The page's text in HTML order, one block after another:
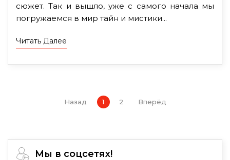
сюжет. Так и вышло, уже с самого начала мы
погружаемся в мир тайн и мистики...
Читать Далее
Назад 1 2 Вперёд
Мы в соцсетях!